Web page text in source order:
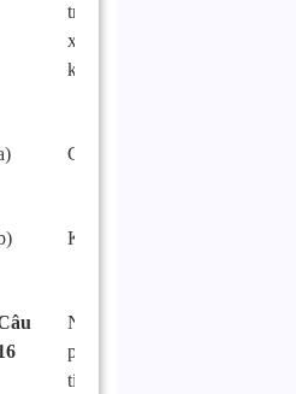
trong khu vực sản
xuất thực phẩm
không?
Có.
Không.
Nơi bảo quản thực
phẩm phải có diện
tích đủ rộng để bảo